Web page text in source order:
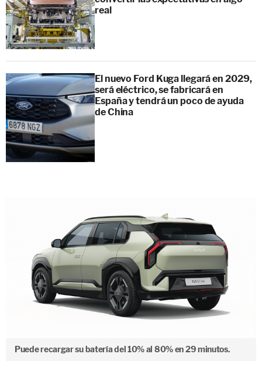
real
El nuevo Ford Kuga llegará en 2029,
será eléctrico, se fabricará en
España y tendrá un poco de ayuda
de China
Puede recargar su batería del 10% al 80% en 29 minutos.